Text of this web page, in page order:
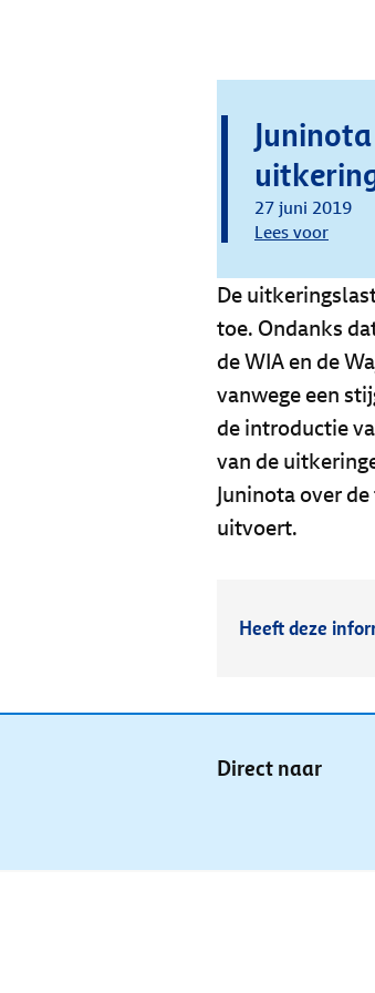
27 juni 2019
Lees voor
De
toe. Ondanks
de WIA en de
vanwege een
de introductie
van de
Juninota over
uitvoert.
Heeft deze
Direct naar